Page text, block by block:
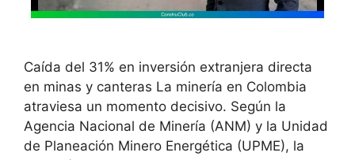
Caída del 31% en inversión extranjera directa
en minas y canteras La minería en Colombia
atraviesa un momento decisivo. Según la
Agencia Nacional de Minería (ANM) y la Unidad
de Planeación Minero Energética (UPME), la